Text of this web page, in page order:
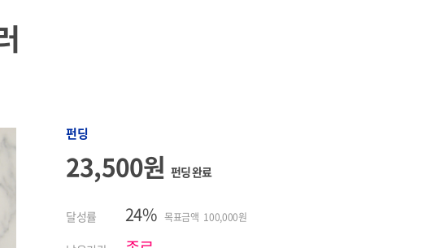
펀딩
23,500원 펀딩 완료
달성률 24% 목표금액 100,000원